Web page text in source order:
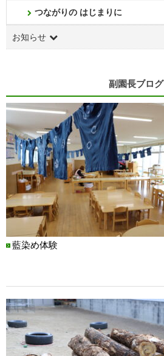
つながりの はじまりに
お知らせ
副園長ブログ
藍染め体験